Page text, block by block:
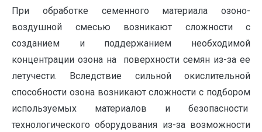
При обработке семенного материала озоно-
воздушной смесью возникают сложности с
созданием и поддержанием необходимой
концентрации озона на поверхности семян из-за ее
летучести. Вследствие сильной окислительной
способности озона возникают сложности с подбором
используемых материалов и безопасности
технологического оборудования из-за возможности